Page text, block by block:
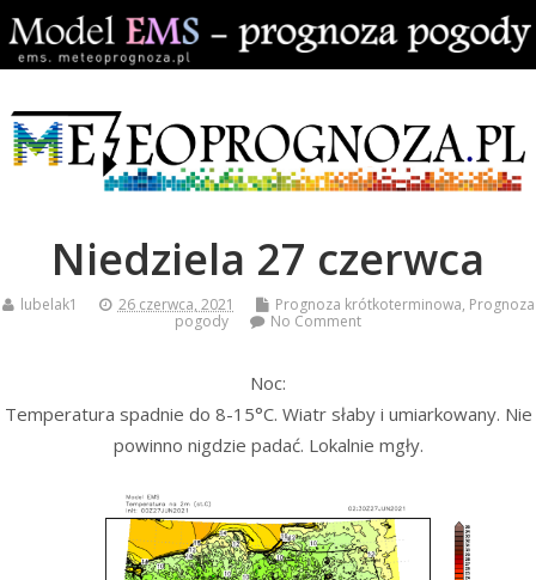
Niedziela 27 czerwca
lubelak1 26 czerwca, 2021 Prognoza krótkoterminowa, Prognoza
pogody
No Comment
Noc:
Temperatura spadnie do 8-15°C. Wiatr słaby i umiarkowany. Nie
powinno nigdzie padać. Lokalnie mgły.